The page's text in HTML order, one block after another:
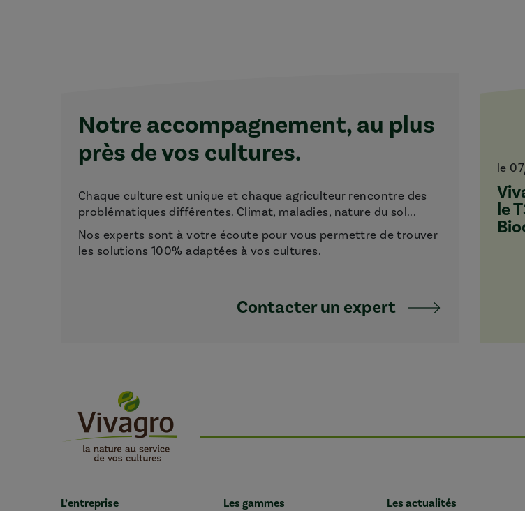
Notre accompagnement, au plus
près de vos cultures.
Chaque culture est unique et chaque agriculteur rencontre des
problématiques différentes. Climat, maladies, nature du sol...
Nos experts sont à votre écoute pour vous permettre de trouver
les solutions 100% adaptées à vos cultures.
Contacter un expert
le
le
L’entreprise Les gammes
Les actualités